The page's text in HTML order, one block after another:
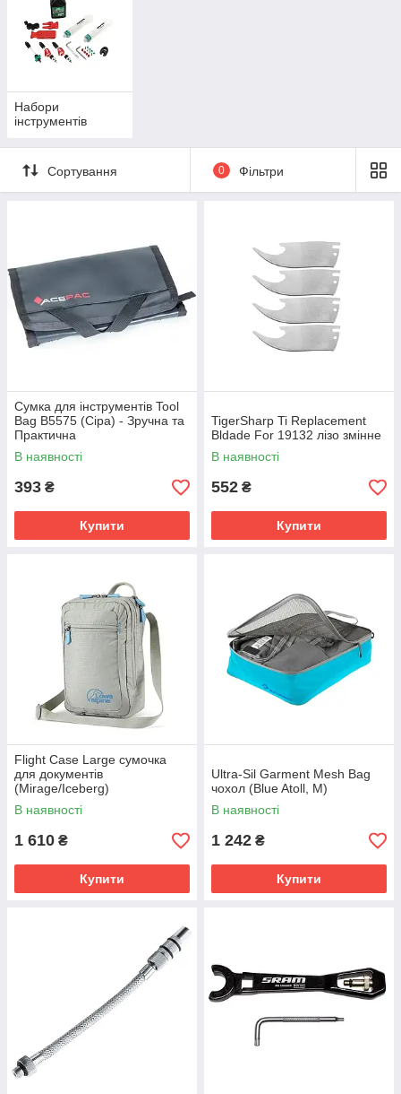
Набори
інструментів
Сортування 0 Фільтри
Сумка для інструментів Tool
Bag B5575 (Сіра) - Зручна та
Практична
В наявності
393 ₴
Купити
TigerSharp Ti Replacement
Bldade For 19132 лізо змінне
В наявності
552 ₴
Купити
Flight Case Large сумочка
для документів
(Mirage/Iceberg)
В наявності
1 610 ₴
Купити
Ultra-Sil Garment Mesh Bag
чохол (Blue Atoll, M)
В наявності
1 242 ₴
Купити